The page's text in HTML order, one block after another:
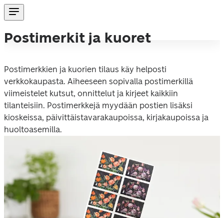
Postimerkit ja kuoret
Postimerkkien ja kuorien tilaus käy helposti
verkkokaupasta. Aiheeseen sopivalla postimerkillä
viimeistelet kutsut, onnittelut ja kirjeet kaikkiin
tilanteisiin. Postimerkkejä myydään postien lisäksi
kioskeissa, päivittäistavarakaupoissa, kirjakaupoissa ja
huoltoasemilla.